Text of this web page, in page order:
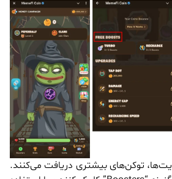
توکن‌های بیشتری دریافت می‌کنند.